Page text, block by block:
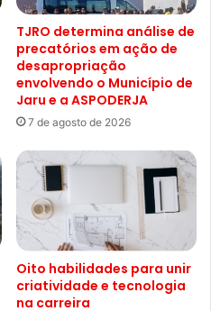
TJRO determina análise de
precatórios em ação de
desapropriação
envolvendo o Município de
Jaru e a ASPODERJA
7 de agosto de 2026
Oito habilidades para unir
criatividade e tecnologia
na carreira